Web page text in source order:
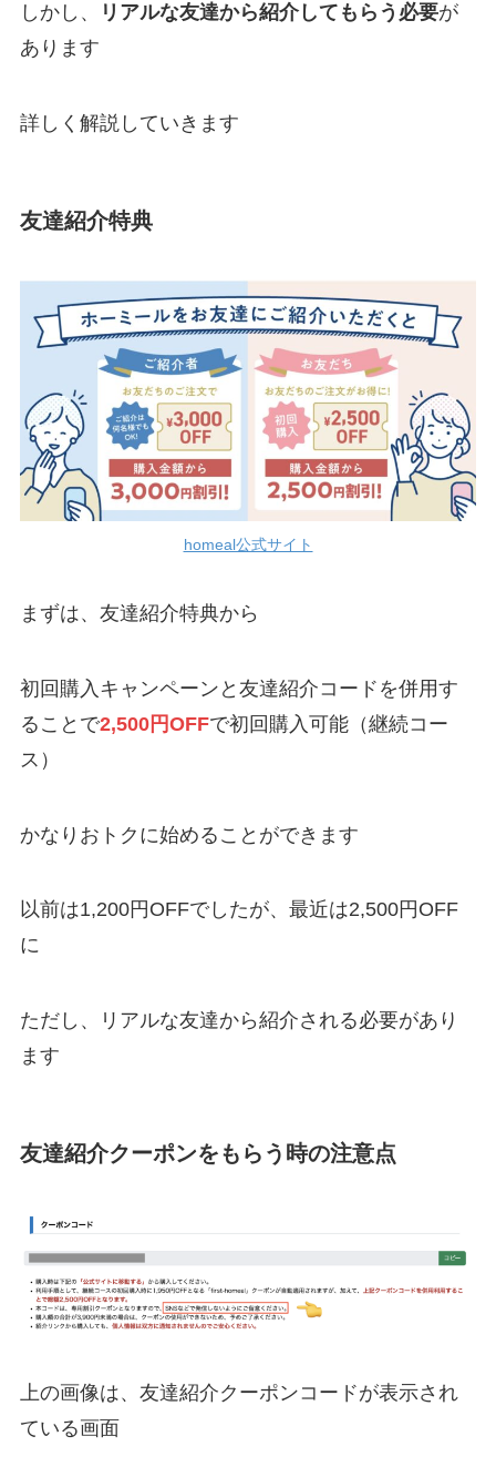
しかし、 リアルな友達から紹介してもらう必要が
あります
詳しく解説していきます
友達紹介特典
homeal公式サイト
まずは、友達紹介特典から
初回購入キャンペーンと友達紹介コードを併用す
ることで2,500円OFFで初回購入可能（継続コー
ス）
かなりおトクに始めることができます
以前は1,200円OFFでしたが、最近は2,500円OFF
に
ただし、リアルな友達から紹介される必要があり
ます
友達紹介クーポンをもらう時の注意点
上の画像は、友達紹介クーポンコードが表示され
ている画面